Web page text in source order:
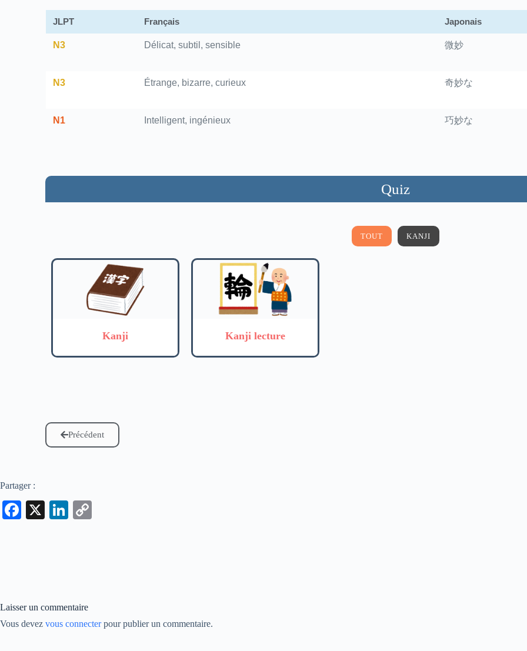
JLPT Français Japonais
N3 Délicat, subtil, sensible 微妙
N3 Étrange, bizarre, curieux 奇妙な
N1 Intelligent, ingénieux 巧妙な
Quiz
TOUT KANJI
Kanji Kanji lecture
Précédent
Partager :
Fa
X
Li
Laisser un commentaire
Vous devez vous connecterpour publier un commentaire.